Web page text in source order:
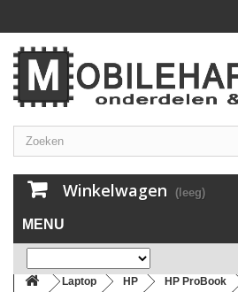
Winkelwagen (leeg)
MENU
Laptop HP HP ProBook